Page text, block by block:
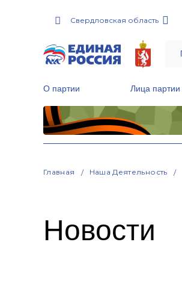
Свердловская область
О партии Лица партии
Главная Наша Деятельность
Новости